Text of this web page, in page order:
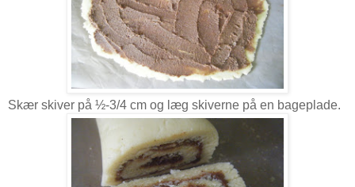
Skær skiver på ½-3/4 cm og læg skiverne på en bageplade.